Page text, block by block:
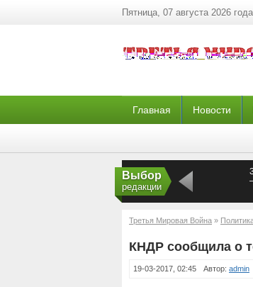
Пятница, 07 августа 2026 года
Главная Новости
Выбор
редакции
Третья Мировая Война »
КНДР сообщила о
19-03-2017, 02:45 Автор: admin